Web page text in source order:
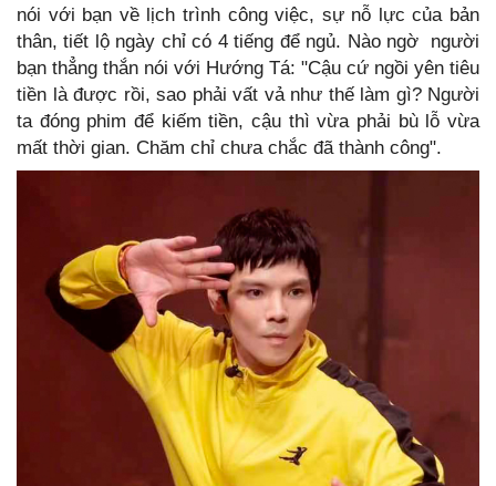
nói với bạn về lịch trình công việc, sự nỗ lực của bản
thân, tiết lộ ngày chỉ có 4 tiếng để ngủ. Nào ngờ người
bạn thẳng thắn nói với Hướng Tá: "Cậu cứ ngồi yên tiêu
tiền là được rồi, sao phải vất vả như thế làm gì? Người
ta đóng phim để kiếm tiền, cậu thì vừa phải bù lỗ vừa
mất thời gian. Chăm chỉ chưa chắc đã thành công".